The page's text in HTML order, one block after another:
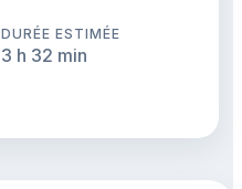
DURÉE ESTIMÉE
3 h 32 min